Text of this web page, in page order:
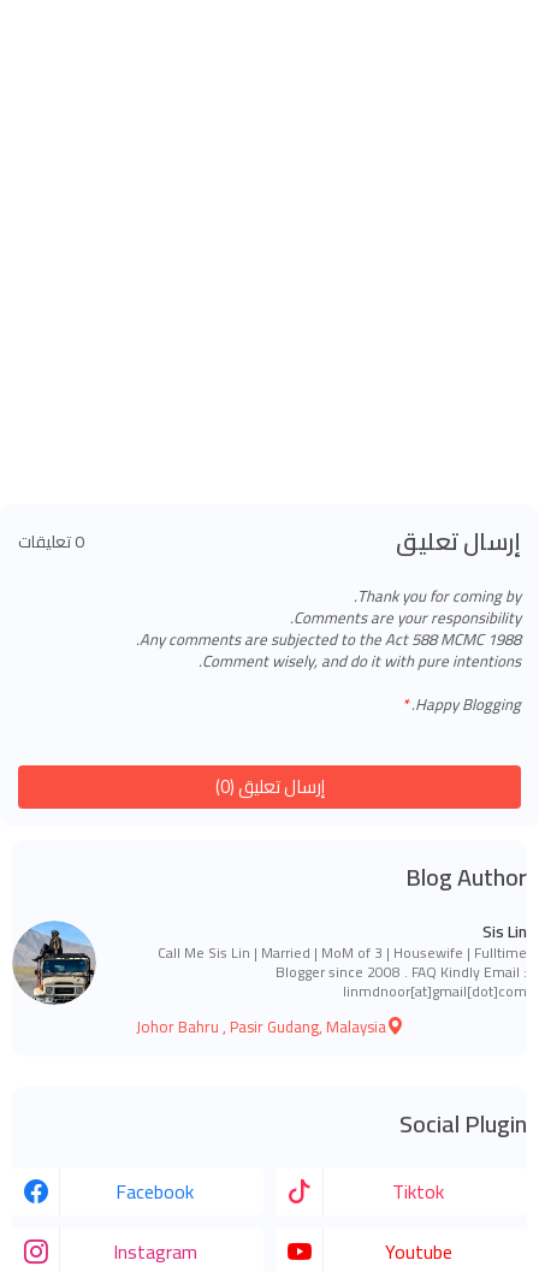
إرسال تعليق 0 تعليقات
Thank you for coming by.
Comments are your responsibility.
Any comments are subjected to the Act 588 MCMC 1988.
Comment wisely, and do it with pure intentions.
Happy Blogging.
إرسال تعليق (0)
Blog Author
Sis Lin
Call Me Sis Lin | Married | MoM of 3 | Housewife | Fulltime
Blogger since 2008 . FAQ Kindly Email :
linmdnoor[at]gmail[dot]com
Johor Bahru , Pasir Gudang, Malaysia
Social Plugin
Facebook
Tiktok
Instagram
Youtube